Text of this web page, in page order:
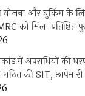
योजना और बुकिंग के
को मिला प्रतिष्ठित
में अपराधियों की
की SIT,